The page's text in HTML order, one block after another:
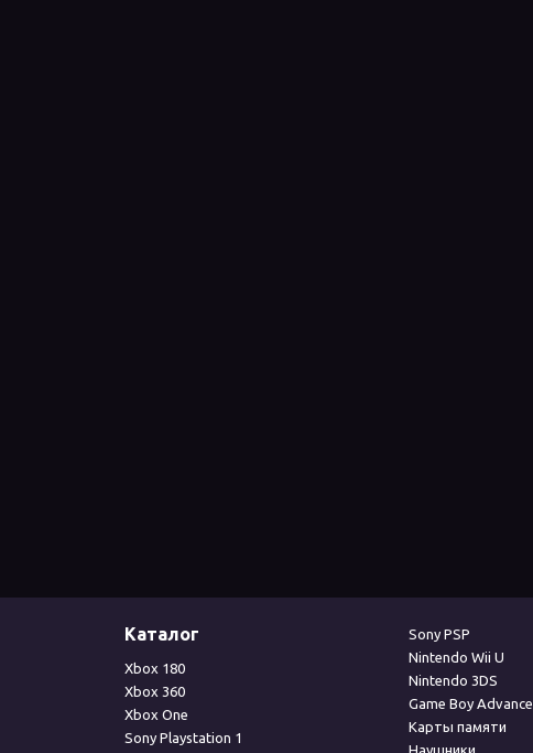
Каталог
Xbox 180
Xbox 360
Xbox One
Sony Playstation 1
Sony PSP
Nintendo Wii U
Nintendo 3DS
Game Boy Advance
Карты памяти
Наушники